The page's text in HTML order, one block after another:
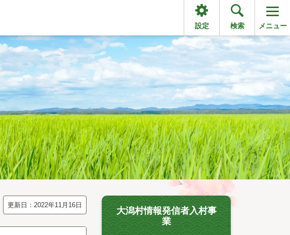
設定 検索 メニュー
更新日：2022年11月16日
大潟村情報発信者入村事
業